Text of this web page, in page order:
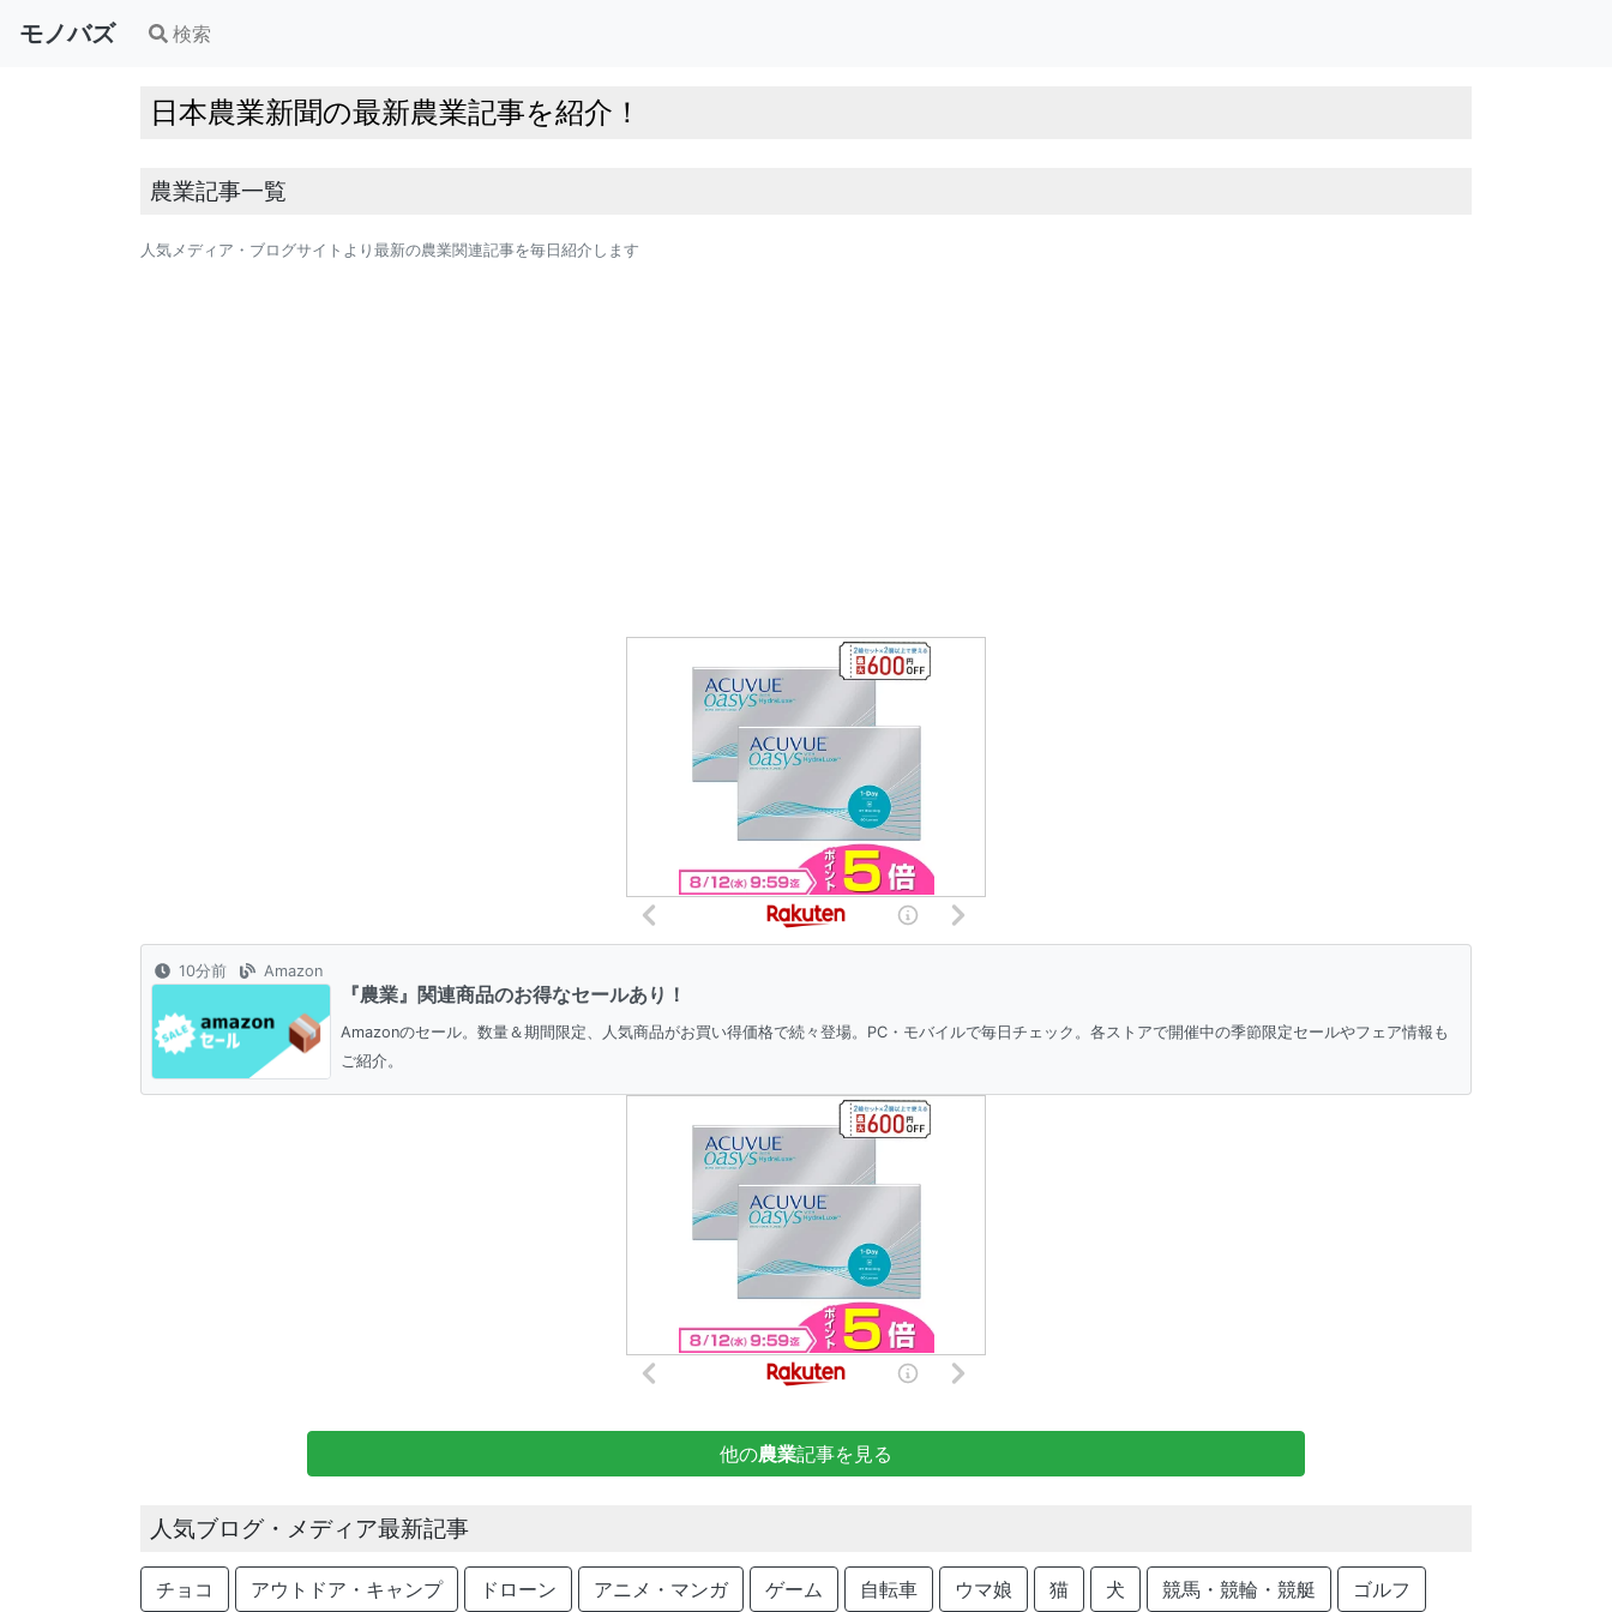
モノバズ 検索
日本農業新聞の最新農業記事を紹介！
農業記事一覧
人気メディア・ブログサイトより最新の農業関連記事を毎日紹介します
10分前 Amazon
『農業』関連商品のお得なセールあり！
Amazonのセール。数量＆期間限定、人気商品がお買い得価格で続々登場。PC・モバイルで毎日チェック。各ストアで開催中の季節限定セールやフェア情報も
ご紹介。
他の農業記事を見る
人気ブログ・メディア最新記事
チョコ アウトドア・キャンプ ドローン アニメ・マンガ ゲーム 自転車 ウマ娘 猫 犬 競馬・競輪・競艇 ゴルフ